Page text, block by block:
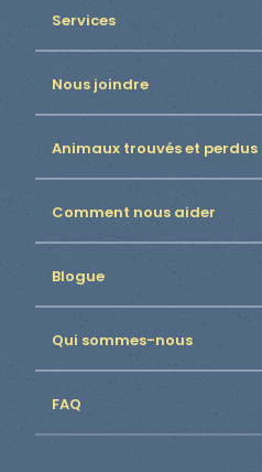
Services
Nous joindre
Animaux trouvés et perdus
Comment nous aider
Blogue
Qui sommes-nous
FAQ